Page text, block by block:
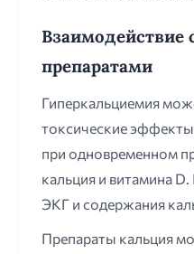
Взаимодействие
препаратами
Гиперкальциемия
токсические
при одновременном
кальция и витамина
ЭКГ и содержания
Препараты кальция